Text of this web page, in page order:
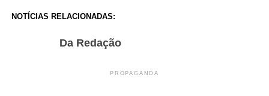
NOTÍCIAS RELACIONADAS:
Da Redação
PROPAGANDA